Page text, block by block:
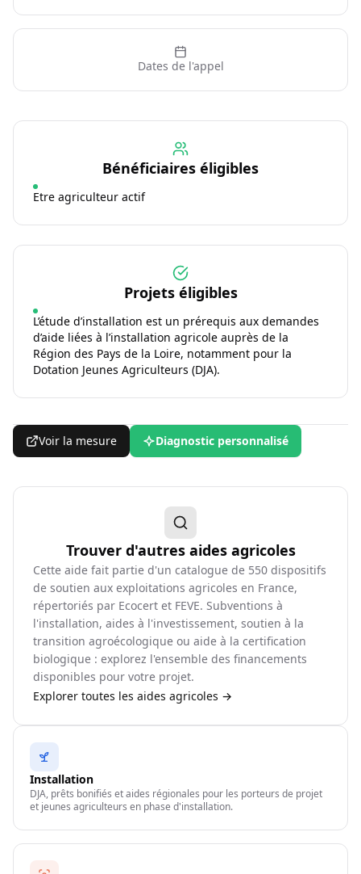
Dates de l'appel
Bénéficiaires éligibles
Etre agriculteur actif
Projets éligibles
L’étude d’installation est un prérequis aux demandes
d’aide liées à l’installation agricole auprès de la
Région des Pays de la Loire, notamment pour la
Dotation Jeunes Agriculteurs (DJA).
Voir la mesure Diagnostic personnalisé
Trouver d'autres aides agricoles
Cette aide fait partie d'un catalogue de 550 dispositifs
de soutien aux exploitations agricoles en France,
répertoriés par Ecocert et FEVE. Subventions à
l'installation, aides à l'investissement, soutien à la
transition agroécologique ou aide à la certification
biologique : explorez l'ensemble des financements
disponibles pour votre projet.
Explorer toutes les aides agricoles →
Installation
DJA, prêts bonifiés et aides régionales pour les porteurs de projet
et jeunes agriculteurs en phase d'installation.